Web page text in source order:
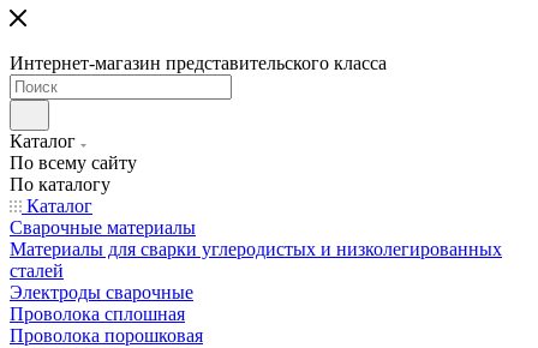
Интернет-магазин представительского класса
Каталог
По всему сайту
По каталогу
Каталог
Сварочные материалы
Материалы для сварки углеродистых и низколегированных
сталей
Электроды сварочные
Проволока сплошная
Проволока порошковая